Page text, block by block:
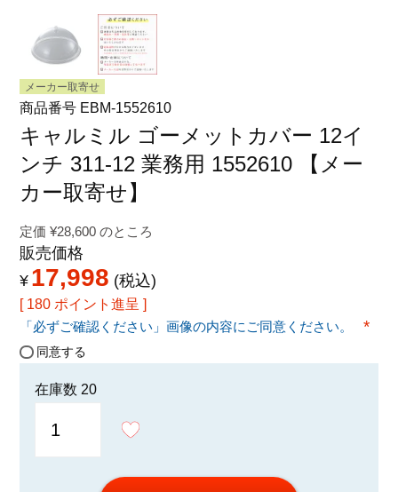
プライバシーポリシー
特定商取引法に関する表示
メーカー取寄せ
商品番号 EBM-1552610
キャルミル ゴーメットカバー 12イ
ンチ 311-12 業務用 1552610 【メー
カー取寄せ】
定価 ¥28,600 のところ
販売価格
¥ 17,998 税込
180 ポイント進呈 ]
「必ずご確認ください」画像の内容にご同意ください。
同意する
在庫数 20